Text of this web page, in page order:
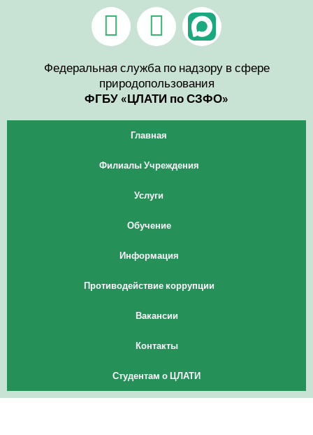
V
k
T
e
l
e
g
r
a
m
Федеральная служба по надзору в сфере
природопользования
ФГБУ «ЦЛАТИ по СЗФО»
Главная
Филиалы Учреждения
Услуги
Обучение
Информация
Противодействие коррупции
Вакансии
Контакты
Студентам о ЦЛАТИ